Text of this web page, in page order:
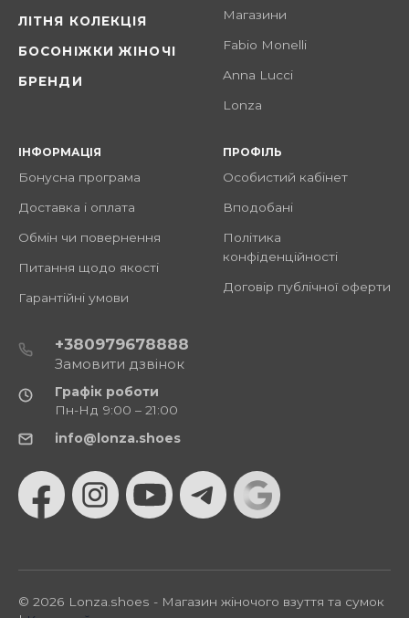
ЛІТНЯ КОЛЕКЦІЯ
БОСОНІЖКИ ЖІНОЧІ
БРЕНДИ
Магазини
Fabio Monelli
Anna Lucci
Lonza
ІНФОРМАЦІЯ
Бонусна програма
Доставка і оплата
Обмін чи повернення
Питання щодо якості
Гарантійні умови
ПРОФІЛЬ
Особистий кабінет
Вподобані
Політика
конфіденційності
Договір публічної оферти
+380979678888
Замовити дзвінок
Графік роботи
Пн-Нд 9:00 – 21:00
info@lonza.shoes
© 2026 Lonza.shoes - Магазин жіночого взуття та сумок